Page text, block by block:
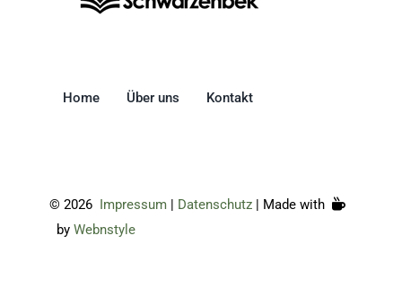
Home Über uns Kontakt
© 2026 Impressum | Datenschutz | Made with
by Webnstyle